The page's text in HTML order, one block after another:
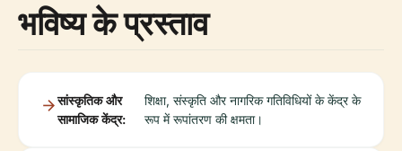
भविष्य के प्रस्ताव
सांस्कृतिक और
सामाजिक केंद्र:
शिक्षा, संस्कृति और नागरिक गतिविधियों के केंद्र के
रूप में रूपांतरण की क्षमता।